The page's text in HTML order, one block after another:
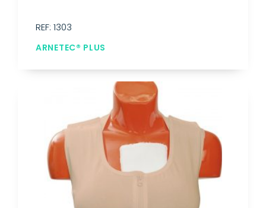
REF: 1303
ARNETEC® PLUS